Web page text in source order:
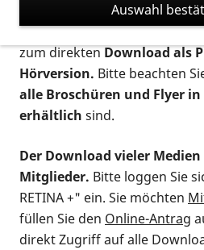
verschiedenen Formaten
postalischen Bestellung als
zum direktenDownload als
Hörversion. Bitte beachten
alle Broschüren und Flyer
erhältlich sind.
Der Download vieler
Mitglieder. Bitte loggen Sie
RETINA +" ein. Sie möchten
füllen Sie den Online-Antrag
direkt Zugriff auf alle
Auswahl